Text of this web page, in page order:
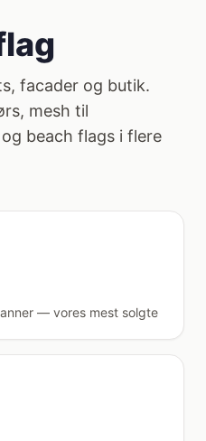
facader og butik.
mesh til
beach flags i flere
— vores mest solgte